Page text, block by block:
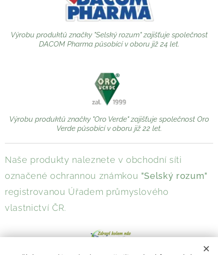
Výrobu produktů značky "Selský rozum" zajišťuje společnost
DACOM Pharma působící v oboru již 24 let.
Výrobu produktů značky "Oro Verde" zajišťuje společnost Oro
Verde působící v oboru již 22 let.
Naše produkty naleznete v obchodní síti
označené ochrannou známkou "Selský rozum"
registrovanou Úřadem průmyslového
vlastnictví ČR.